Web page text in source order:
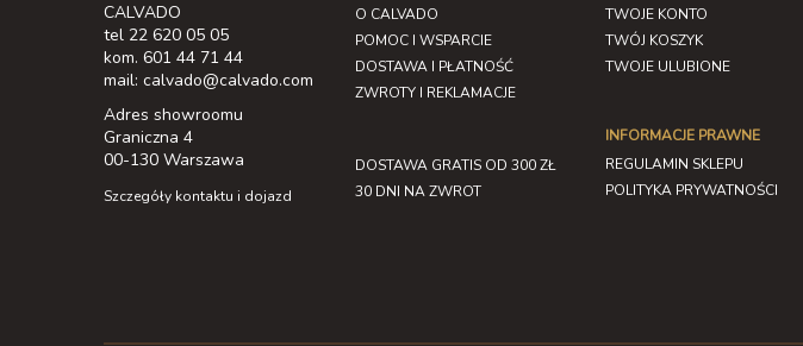
CALVADO
tel 22 620 05 05
kom. 601 44 71 44
mail: calvado@calvado.com
Adres showroomu
Graniczna 4
00-130 Warszawa
Szczegóły kontaktu i dojazd
O CALVADO
POMOC I WSPARCIE
DOSTAWA I PŁATNOŚĆ
ZWROTY I REKLAMACJE
DOSTAWA GRATIS OD 300 ZŁ
30 DNI NA ZWROT
TWOJE KONTO
TWÓJ KOSZYK
TWOJE ULUBIONE
INFORMACJE PRAWNE
REGULAMIN SKLEPU
POLITYKA PRYWATNOŚCI